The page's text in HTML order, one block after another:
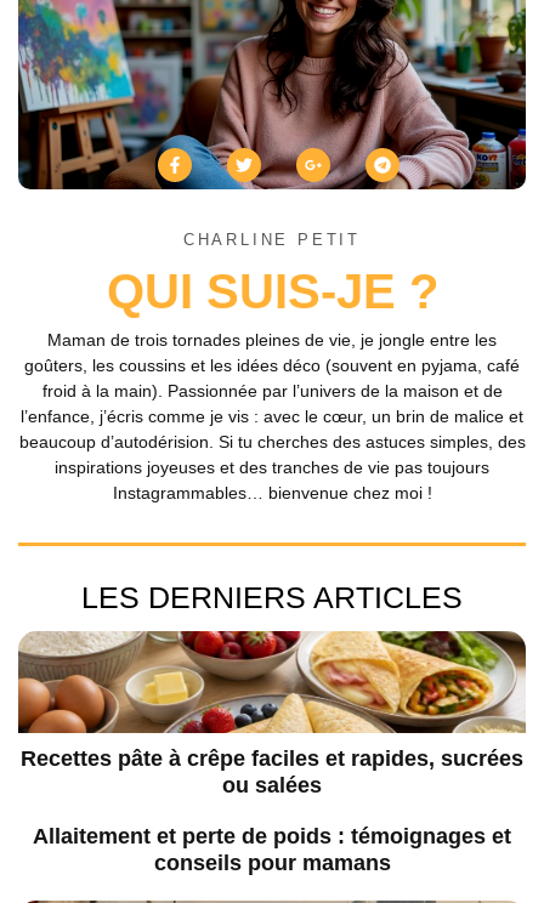
CHARLINE PETIT
QUI SUIS-JE ?
Maman de trois tornades pleines de vie, je jongle entre les
goûters, les coussins et les idées déco (souvent en pyjama, café
froid à la main). Passionnée par l’univers de la maison et de
l’enfance, j’écris comme je vis : avec le cœur, un brin de malice et
beaucoup d’autodérision. Si tu cherches des astuces simples, des
inspirations joyeuses et des tranches de vie pas toujours
Instagrammables… bienvenue chez moi !
LES DERNIERS ARTICLES
Recettes pâte à crêpe faciles et rapides, sucrées
ou salées
Allaitement et perte de poids : témoignages et
conseils pour mamans